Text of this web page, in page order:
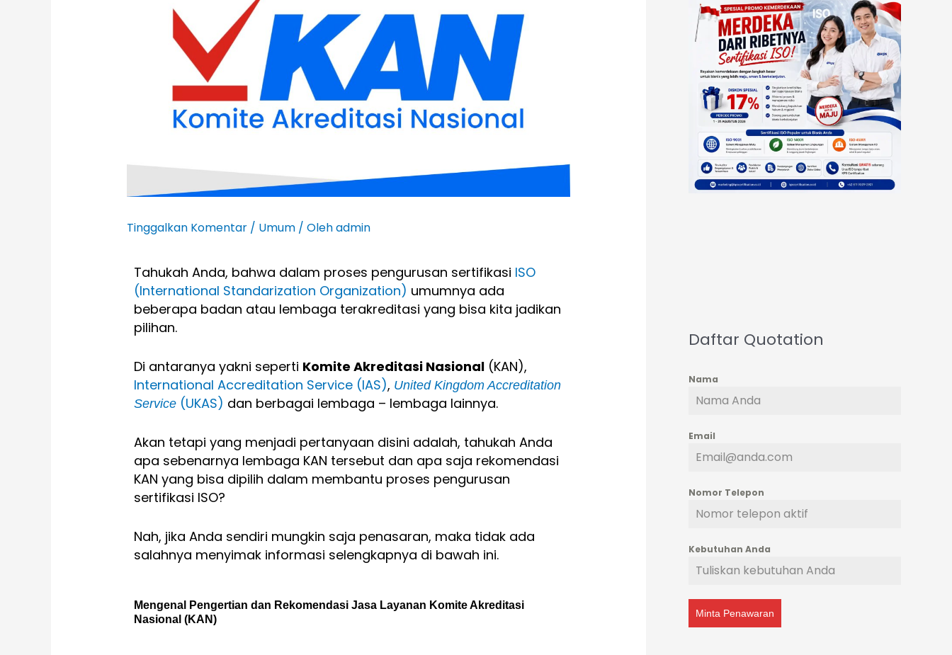
Tinggalkan Komentar / Umum/ Olehadmin
Tahukah Anda, bahwa dalam proses pengurusan sertifikasi ISO
(International Standarization Organization) umumnya ada
beberapa badan atau lembaga terakreditasi yang bisa kita jadikan
pilihan.
Di antaranya yakni seperti Komite Akreditasi Nasional(KAN),
International Accreditation Service (IAS), United Kingdom Accreditation
Service (UKAS) dan berbagai lembaga – lembaga lainnya.
Akan tetapi yang menjadi pertanyaan disini adalah, tahukah Anda
apa sebenarnya lembaga KAN tersebut dan apa saja rekomendasi
KAN yang bisa dipilih dalam membantu proses pengurusan
sertifikasi ISO?
Nah, jika Anda sendiri mungkin saja penasaran, maka tidak ada
salahnya menyimak informasi selengkapnya di bawah ini.
Mengenal Pengertian dan Rekomendasi Jasa Layanan Komite Akreditasi
Nasional (KAN)
Daftar Quotation
Nama
Email
Nomor Telepon
Kebutuhan Anda
Minta Penawaran